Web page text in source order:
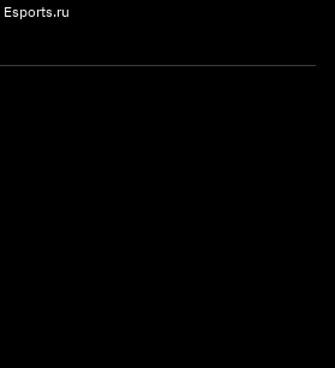
Esports.ru